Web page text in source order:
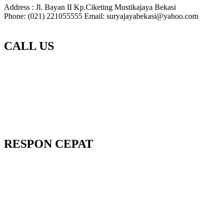
Address : Jl. Bayan II Kp.Ciketing Mustikajaya Bekasi
Phone: (021) 221055555 Email: suryajayabekasi@yahoo.com
CALL US
RESPON CEPAT